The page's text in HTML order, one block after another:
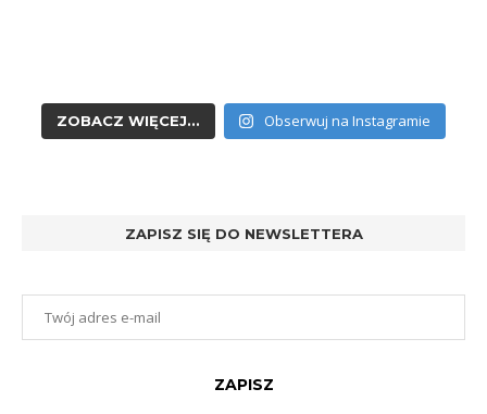
ZOBACZ WIĘCEJ... Obserwuj na Instagramie
ZAPISZ SIĘ DO NEWSLETTERA